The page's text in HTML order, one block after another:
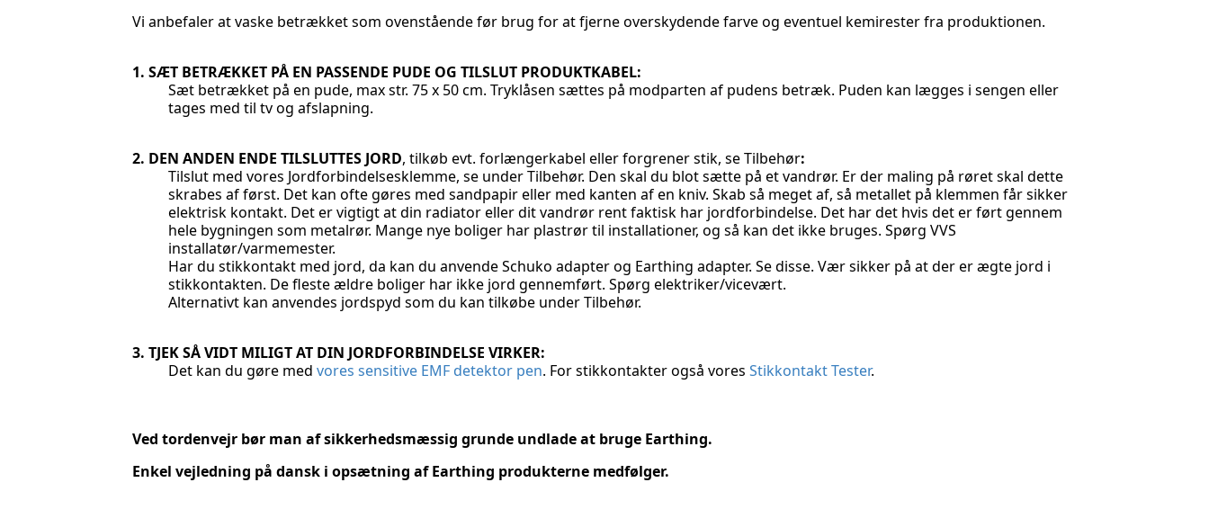
Vi anbefaler at vaske betrækket som ovenstående før brug for at fjerne overskydende farve og eventuel kemirester fra produktionen.
1. SÆT BETRÆKKET PÅ EN PASSENDE PUDE OG TILSLUT PRODUKTKABEL:
Sæt betrækket på en pude, max str. 75 x 50 cm. Tryklåsen sættes på modparten af pudens betræk. Puden kan lægges i sengen eller
tages med til tv og afslapning.
2. DEN ANDEN ENDE TILSLUTTES JORD, tilkøb evt. forlængerkabel eller forgrener stik, se Tilbehør:
Tilslut med vores Jordforbindelsesklemme, se under Tilbehør. Den skal du blot sætte på et vandrør. Er der maling på røret skal dette
skrabes af først. Det kan ofte gøres med sandpapir eller med kanten af en kniv. Skab så meget af, så metallet på klemmen får sikker
elektrisk kontakt. Det er vigtigt at din radiator eller dit vandrør rent faktisk har jordforbindelse. Det har det hvis det er ført gennem
hele bygningen som metalrør. Mange nye boliger har plastrør til installationer, og så kan det ikke bruges. Spørg VVS
installatør/varmemester.
Har du stikkontakt med jord, da kan du anvende Schuko adapter og Earthing adapter. Se disse. Vær sikker på at der er ægte jord i
stikkontakten. De fleste ældre boliger har ikke jord gennemført. Spørg elektriker/vicevært.
Alternativt kan anvendes jordspyd som du kan tilkøbe under Tilbehør.
3. TJEK SÅ VIDT MILIGT AT DIN JORDFORBINDELSE VIRKER:
Det kan du gøre med vores sensitive EMF detektor pen. For stikkontakter også vores Stikkontakt Tester.
Ved tordenvejr bør man af sikkerhedsmæssig grunde undlade at bruge Earthing.
Enkel vejledning på dansk i opsætning af Earthing produkterne medfølger.